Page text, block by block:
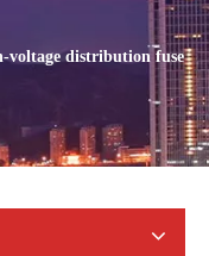
voltage distribution fuse